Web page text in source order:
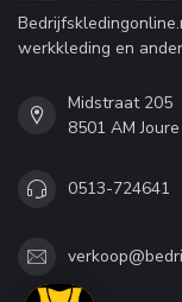
werkkleding en
Midstraat 205
8501 AM Joure
0513-724641